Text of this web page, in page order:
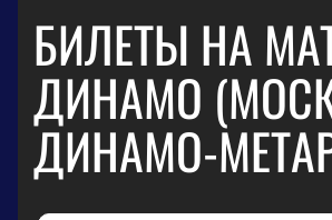
БИЛЕТЫ НА
ДИНАМО
ДИНАМО-